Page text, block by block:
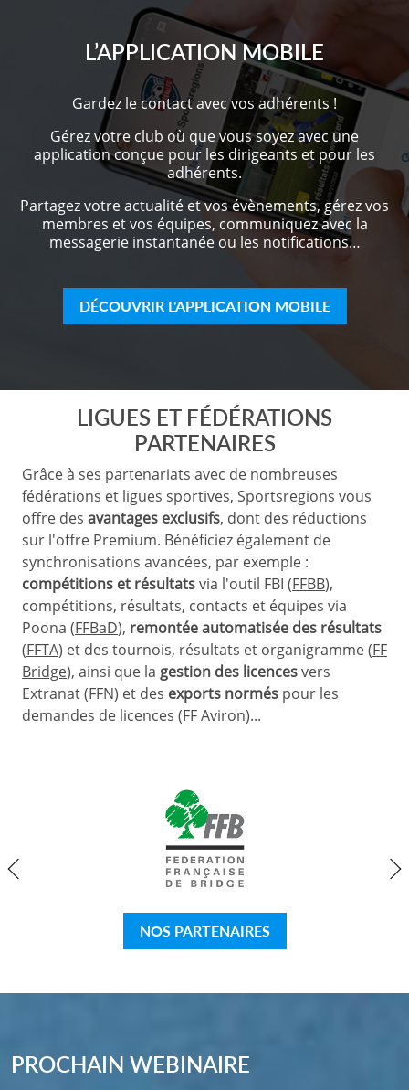
L’APPLICATION MOBILE
Gardez le contact avec vos adhérents !
Gérez votre club où que vous soyez avec une
application conçue pour les dirigeants et pour les
adhérents.
Partagez votre actualité et vos évènements, gérez vos
membres et vos équipes, communiquez avec la
messagerie instantanée ou les notifications…
DÉCOUVRIR L'APPLICATION MOBILE
LIGUES ET FÉDÉRATIONS
PARTENAIRES
Grâce à ses partenariats avec de nombreuses
fédérations et ligues sportives, Sportsregions vous
offre des avantages exclusifs, dont des réductions
sur l'offre Premium. Bénéficiez également de
synchronisations avancées, par exemple :
compétitions et résultatsvia l'outil FBI (FFBB),
compétitions, résultats, contacts et équipes via
Poona (FFBaD), remontée automatisée des résultats
(FFTA) et des tournois, résultats et organigramme (FF
Bridge), ainsi que la gestion des licencesvers
Extranat (FFN) et des exports normés pour les
demandes de licences (FF Aviron)...
NOS PARTENAIRES
PROCHAIN WEBINAIRE